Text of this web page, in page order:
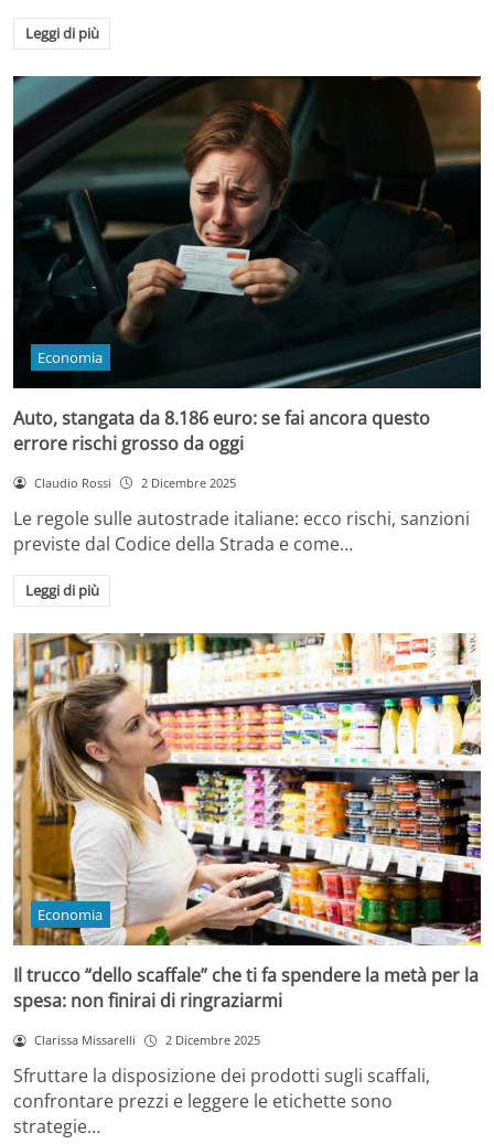
Leggi di più
Economia
Auto, stangata da 8.186 euro: se fai ancora questo
errore rischi grosso da oggi
Claudio Rossi 2 Dicembre 2025
Le regole sulle autostrade italiane: ecco rischi, sanzioni
previste dal Codice della Strada e come…
Leggi di più
Economia
Il trucco “dello scaffale” che ti fa spendere la metà per la
spesa: non finirai di ringraziarmi
Clarissa Missarelli 2 Dicembre 2025
Sfruttare la disposizione dei prodotti sugli scaffali,
confrontare prezzi e leggere le etichette sono
strategie…